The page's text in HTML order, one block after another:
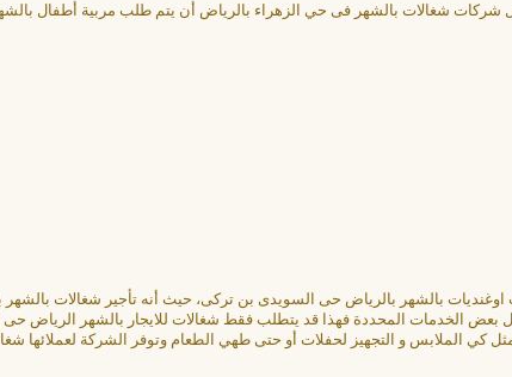
شغالات بالشهر فى حي الزهراء بالرياض أن يتم طلب مربية أطفال
بالشهر بالرياض حى السويدى بن تركى، حيث أنه تأجير شغالات
بعض الخدمات المحددة فهذا قد يتطلب فقط شغالات للايجار بالشهر الرياض
مثل كي الملابس و التجهيز لحفلات أو حتى طهي الطعام وتوفر الشركة لعملائها